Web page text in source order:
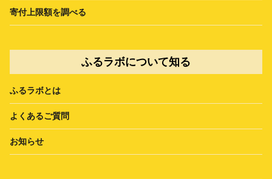
寄付上限額を調べる
ふるラボについて知る
ふるラボとは
よくあるご質問
お知らせ